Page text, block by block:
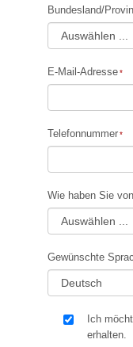
Bundesland/
E-Mail-Adresse
Telefonnummer
Wie haben Sie
Gewünschte
Ich
erhalten.